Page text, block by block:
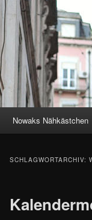
Nowaks Nähkästchen
SCHLAGWORTARCHIV: